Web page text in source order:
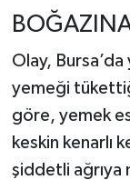
Olay,
yemeği
göre, yemek
keskin kenarlı
şiddetli ağrıya